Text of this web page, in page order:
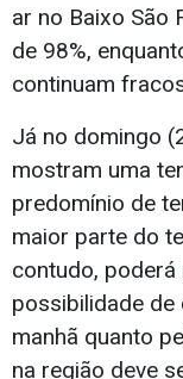
ar no Baixo São
de 98%,
continuam
Já no domingo
mostram uma
predomínio de
maior parte do
contudo,
possibilidade de
manhã quanto
na região deve